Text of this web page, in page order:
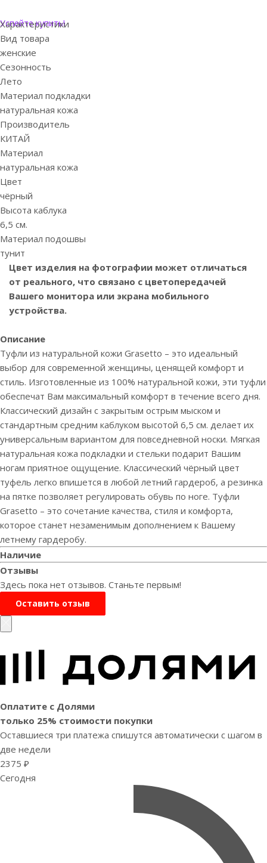
Успейте купить!
Характеристики
Вид товара
женские
Сезонность
Лето
Материал подкладки
натуральная кожа
Производитель
КИТАЙ
Материал
натуральная кожа
Цвет
чёрный
Высота каблука
6,5 см.
Материал подошвы
тунит
Цвет изделия на фотографии может отличаться
от реального, что связано с цветопередачей
Вашего монитора или экрана мобильного
устройства.
Описание
Туфли из натуральной кожи Grasetto – это идеальный
выбор для современной женщины, ценящей комфорт и
стиль. Изготовленные из 100% натуральной кожи, эти туфли
обеспечат Вам максимальный комфорт в течение всего дня.
Классический дизайн с закрытым острым мыском и
стандартным средним каблуком высотой 6,5 см. делает их
универсальным вариантом для повседневной носки. Мягкая
натуральная кожа подкладки и стельки подарит Вашим
ногам приятное ощущение. Классический чёрный цвет
туфель легко впишется в любой летний гардероб, а резинка
на пятке позволяет регулировать обувь по ноге. Туфли
Grasetto – это сочетание качества, стиля и комфорта,
которое станет незаменимым дополнением к Вашему
летнему гардеробу.
Наличие
Отзывы
Здесь пока нет отзывов. Станьте первым!
Оставить отзыв
Оплатите с Долями
только 25% стоимости покупки
Оставшиеся три платежа спишутся автоматически с шагом в
две недели
2375 ₽
Сегодня